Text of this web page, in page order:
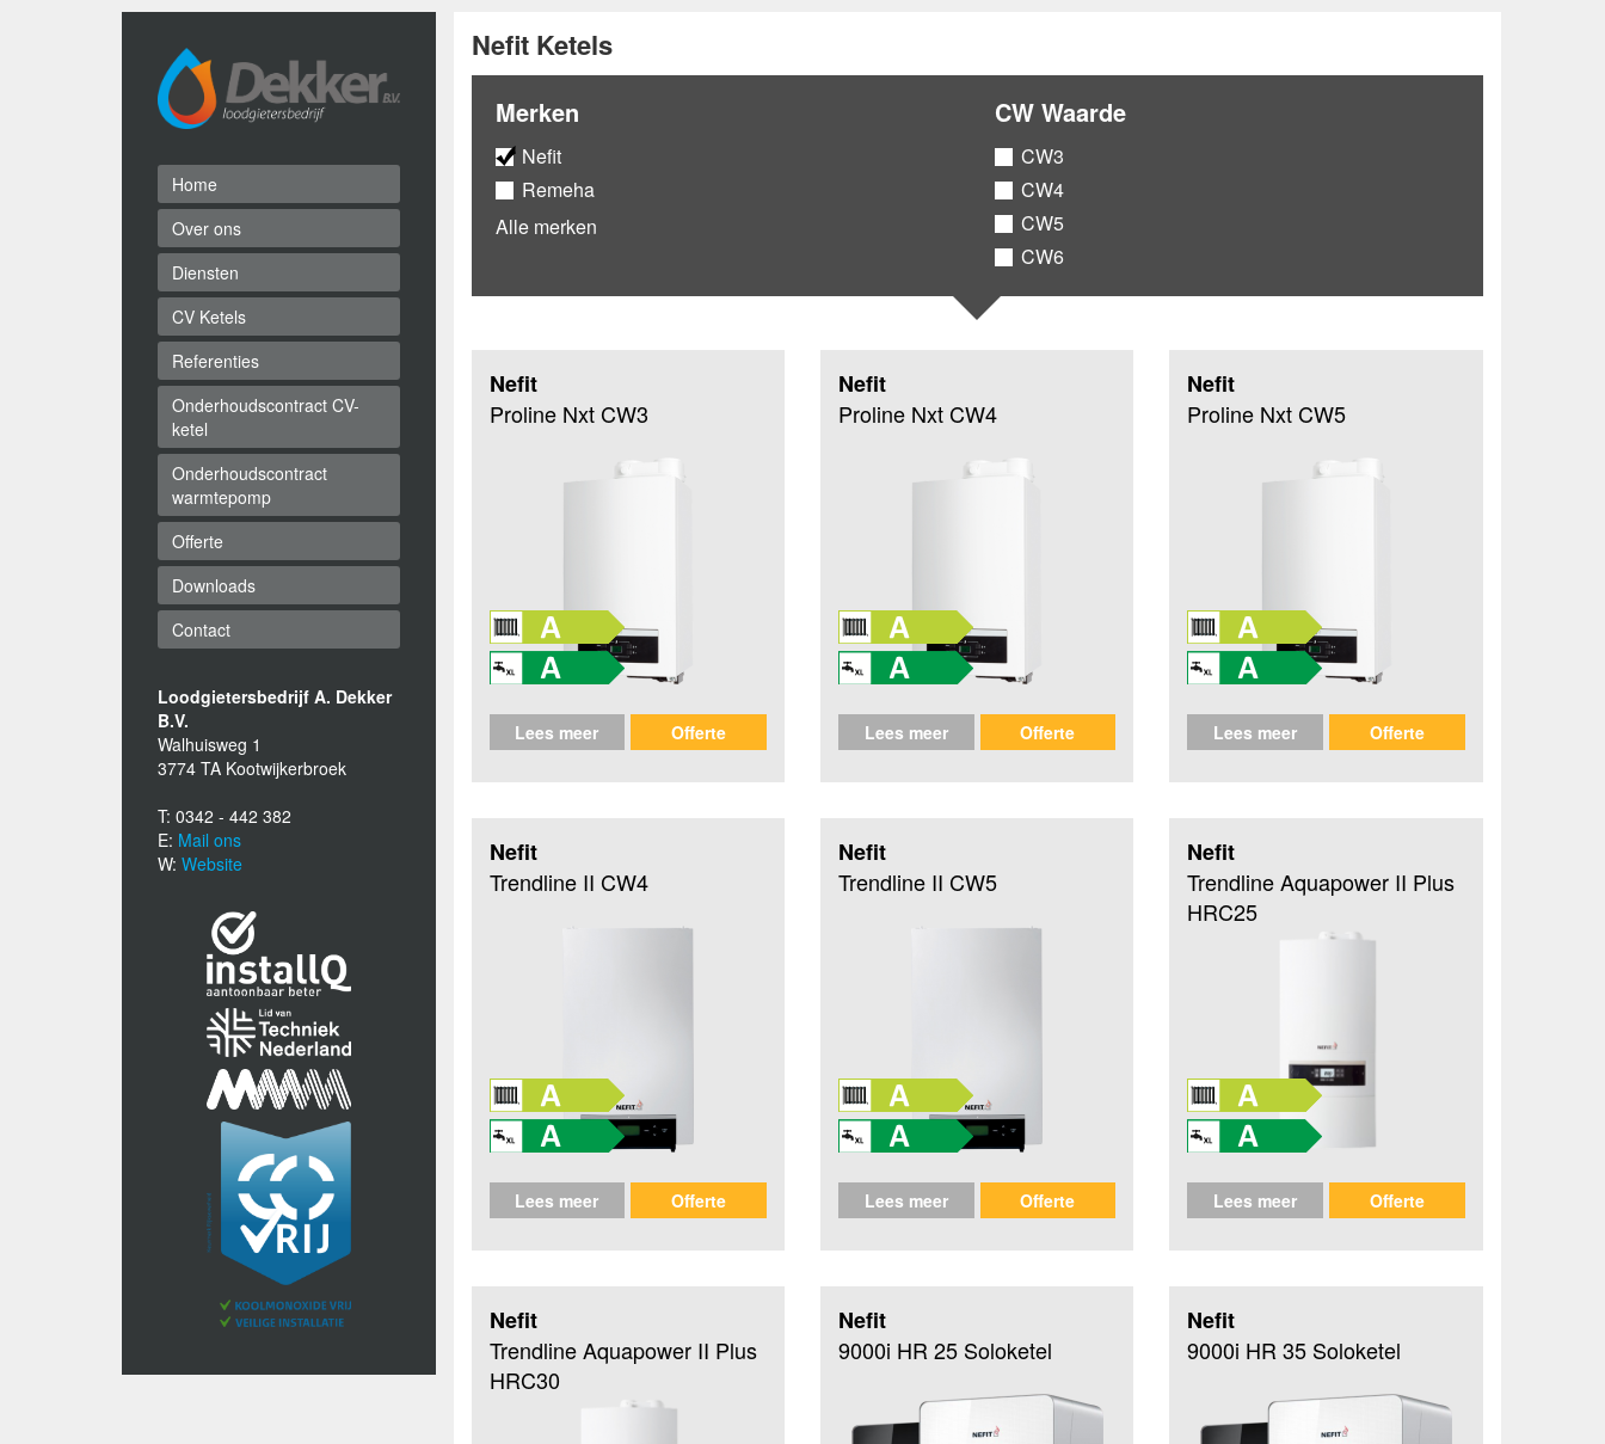
Home
Over ons
Diensten
CV Ketels
Referenties
Onderhoudscontract CV-
ketel
Onderhoudscontract
warmtepomp
Offerte
Downloads
Contact
Loodgietersbedrijf A. Dekker
B.V.
Walhuisweg 1
3774 TA Kootwijkerbroek
T: 0342 - 442 382
E: Mail ons
W: Website
Nefit Ketels
Merken
Nefit
Remeha
Alle merken
CW Waarde
CW3
CW4
CW5
CW6
Nefit
Proline Nxt CW3
Lees meer Offerte
Nefit
Proline Nxt CW4
Lees meer Offerte
Nefit
Proline Nxt CW5
Lees meer Offerte
Nefit
Trendline II CW4
Lees meer Offerte
Nefit
Trendline II CW5
Lees meer Offerte
Nefit
Trendline Aquapower II Plus
HRC25
Lees meer Offerte
Nefit
Trendline Aquapower II Plus
HRC30
Nefit
9000i HR 25 Soloketel
Nefit
9000i HR 35 Soloketel